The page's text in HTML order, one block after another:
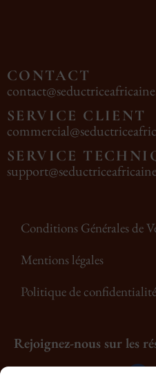
CONTACT
SERVICE CLIENT
SERVICE
Conditions Générales de
Mentions légales
Politique de confidentialité
Rejoignez-nous sur les